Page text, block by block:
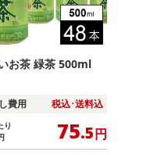
お茶 緑茶 500ml
費用 税込･送料込
り
75.5円